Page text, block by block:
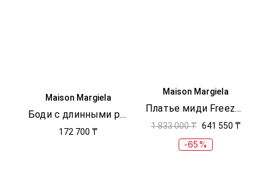
Maison Margiela
Боди с длинными рукавами
172 700 ₸
Maison Margiela
Платье миди Freeze-frame
1 833 000 ₸ 641 550 ₸
-65%